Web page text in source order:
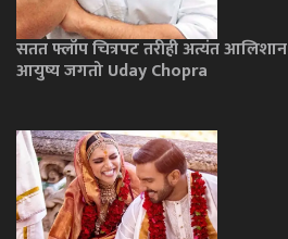
सतत फ्लॉप चित्रपट तरीही अत्यंत आलिशान
आयुष्य जगतो Uday Chopra